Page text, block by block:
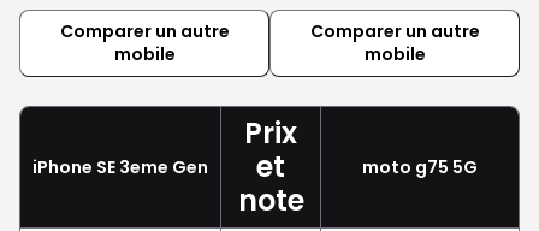
Comparer un autre
mobile
Comparer un autre
mobile
iPhone SE 3eme Gen
Prix
et
note
moto g75 5G